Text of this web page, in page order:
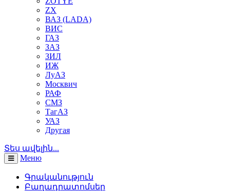
ZX
ВАЗ (LADA)
ВИС
ГАЗ
ЗАЗ
ЗИЛ
ИЖ
ЛуАЗ
Москвич
РАФ
СМЗ
ТагАЗ
УАЗ
Другая
Տես ավելին...
Меню
Գրականություն
Բաղադրատոմսեր